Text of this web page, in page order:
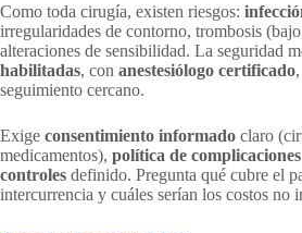
Como toda cirugía, existen riesgos:
irregularidades de contorno, trombosis
alteraciones de sensibilidad. La seguridad
habilitadas, con anestesiólogo certificado,
seguimiento cercano.
Exige consentimiento informado claro
medicamentos), política de complicaciones
controles definido. Pregunta qué cubre el
intercurrencia y cuáles serían los costos no